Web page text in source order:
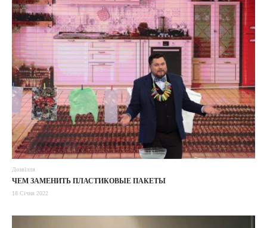
Дозвілля
ЧЕМ ЗАМЕНИТЬ ПЛАСТИКОВЫЕ ПАКЕТЫ
18 Січня 2022